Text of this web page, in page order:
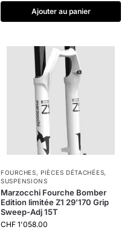
Ajouter au panier
FOURCHES,PIÈCES DÉTACHÉES,
SUSPENSIONS
Marzocchi Fourche Bomber
Edition limitée Z1 29’170 Grip
Sweep-Adj 15T
CHF 1'058.00